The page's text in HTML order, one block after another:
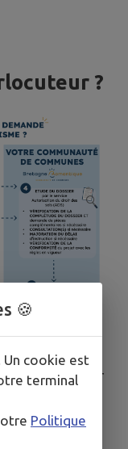
?
de s’adresser
vos travaux
🍪
cookie est
terminal
Politique